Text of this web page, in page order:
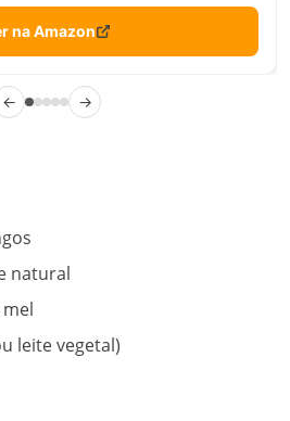
na Amazon
← →
natural
leite vegetal)